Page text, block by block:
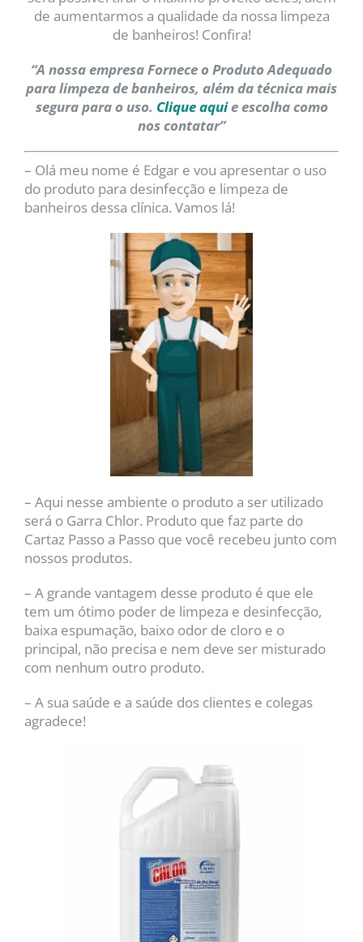
de aumentarmos a qualidade da nossa limpeza
de banheiros! Confira!
“A nossa empresa Fornece o Produto Adequado
para limpeza de banheiros, além da técnica mais
segura para o uso. Clique aquie escolha como
nos contatar”
– Olá meu nome é Edgar e vou apresentar o uso
do produto para desinfecção e limpeza de
banheiros dessa clínica. Vamos lá!
– Aqui nesse ambiente o produto a ser utilizado
será o Garra Chlor. Produto que faz parte do
Cartaz Passo a Passo que você recebeu junto com
nossos produtos.
– A grande vantagem desse produto é que ele
tem um ótimo poder de limpeza e desinfecção,
baixa espumação, baixo odor de cloro e o
principal, não precisa e nem deve ser misturado
com nenhum outro produto.
– A sua saúde e a saúde dos clientes e colegas
agradece!